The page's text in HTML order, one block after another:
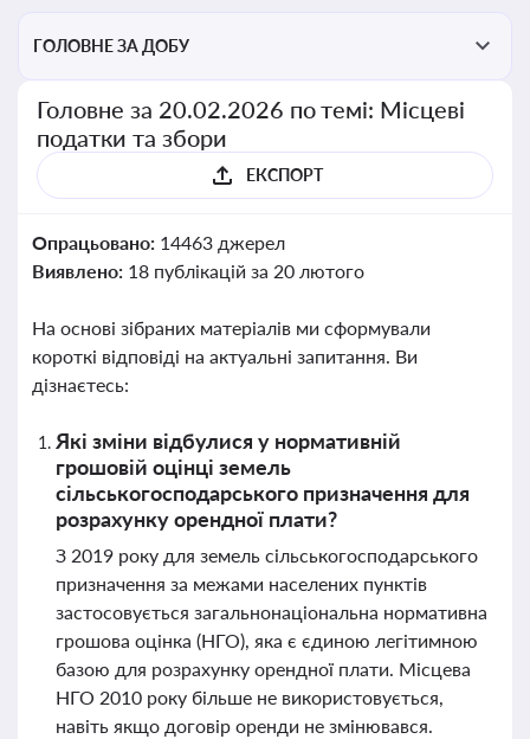
ГОЛОВНЕ ЗА ДОБУ
Головне за 20.02.2026 по темі: Місцеві
податки та збори
ЕКСПОРТ
Опрацьовано: 14463 джерел
Виявлено: 18 публікацій за 20 лютого
На основі зібраних матеріалів ми сформували
короткі відповіді на актуальні запитання. Ви
дізнаєтесь:
Які зміни відбулися у нормативній
грошовій оцінці земель
сільськогосподарського призначення для
розрахунку орендної плати?
З 2019 року для земель сільськогосподарського
призначення за межами населених пунктів
застосовується загальнонаціональна нормативна
грошова оцінка (НГО), яка є єдиною легітимною
базою для розрахунку орендної плати. Місцева
НГО 2010 року більше не використовується,
навіть якщо договір оренди не змінювався.